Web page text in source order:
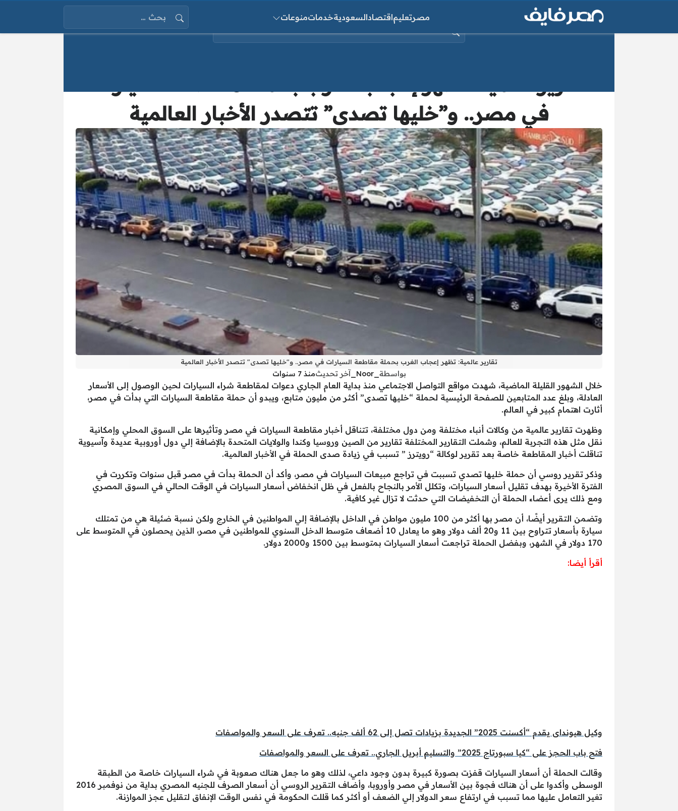
مصرتعليماقتصادالسعوديةخدماتمنوعات
البحث عن:
في مصر.. و”خليها تصدى” تتصدر الأخبار العالمية
تقارير عالمية: تظهر إعجاب الغرب بحملة مقاطعة السيارات في مصر.. و"خليها تصدى" تتصدر الأخبار العالمية
بواسطة _Noor_ آخر تحديثمنذ 7 سنوات
خلال الشهور القليلة الماضية، شهدت مواقع التواصل الاجتماعي منذ بداية العام الجاري دعوات لمقاطعة شراء السيارات لحين الوصول إلى الأسعار
العادلة، وبلغ عدد المتابعين للصفحة الرئيسية لحملة “خليها تصدى” أكثر من مليون متابع، ويبدو أن حملة مقاطعة السيارات التي بدأت في مصر،
أثارت اهتمام كبير في العالم.
وظهرت تقارير عالمية من وكالات أنباء مختلفة ومن دول مختلفة، تتناقل أخبار مقاطعة السيارات في مصر وتأثيرها على السوق المحلي وإمكانية
نقل مثل هذه التجربة للعالم، وشملت التقارير المختلفة تقارير من الصين وروسيا وكندا والولايات المتحدة بالإضافة إلي دول أوروبية عديدة وآسيوية
تناقلت أخبار المقاطعة خاصة بعد تقرير لوكالة “رويترز ” تسبب في زيادة صدى الحملة في الأخبار العالمية.
وذكر تقرير روسي أن حملة خليها تصدي تسببت في تراجع مبيعات السيارات في مصر، وأكد أن الحملة بدأت في مصر قبل سنوات وتكررت في
الفترة الأخيرة بهدف تقليل أسعار السيارات، وتكلل الأمر بالنجاح بالفعل في ظل انخفاض أسعار السيارات في الوقت الحالي في السوق المصري
ومع ذلك يرى أعضاء الحملة أن التخفيضات التي حدثت لا تزال غير كافية.
وتضمن التقرير أيضًا، أن مصر بها أكثر من 100 مليون مواطن في الداخل بالإضافة إلي المواطنين في الخارج ولكن نسبة ضئيلة هي من تمتلك
سيارة بأسعار تتراوح بين 11 و20 ألف دولار وهو ما يعادل 10 أضعاف متوسط الدخل السنوي للمواطنين في مصر، الذين يحصلون في المتوسط على
170 دولار في الشهر، وبفضل الحملة تراجعت أسعار السيارات بمتوسط بين 1500 و2000 دولار.
أقرأ أيضا:
وكيل هيونداى يقدم “أكسنت 2025” الجديدة بزيادات تصل إلى 62 ألف جنيه.. تعرف على السعر والمواصفات
فتح باب الحجز على “كيا سبورتاج 2025” والتسليم أبريل الجاري.. تعرف على السعر والمواصفات
وقالت الحملة أن أسعار السيارات قفزت بصورة كبيرة بدون وجود داعي، لذلك وهو ما جعل هناك صعوبة في شراء السيارات خاصة من الطبقة
الوسطى وأكدوا على أن هناك فجوة بين الأسعار في مصر وأوروبا، وأضاف التقرير الروسي أن أسعار الصرف للجنيه المصري بداية من نوفمبر 2016
تغير التعامل عليها مما تسبب في ارتفاع سعر الدولار إلي الضعف أو أكثر كما قللت الحكومة في نفس الوقت الإنفاق لتقليل عجز الموازنة.